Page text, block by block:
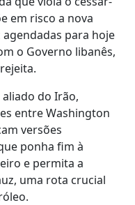
em risco a nova
para hoje
o Governo libanês,
do Irão,
entre Washington
versões
ponha fim à
e permita a
uma rota crucial